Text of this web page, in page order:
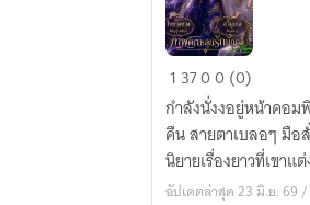
เทพ
ตกหลุม
รัก
นัก
กวี
1 3700 (0)
กำลังนั่งงอยู่หน้าคอม
คืน สายตาเบลอๆ มื
นิยายเรื่องยาวที่เขาแ
อัปเดตล่าสุด 23 มิ.ย. 69